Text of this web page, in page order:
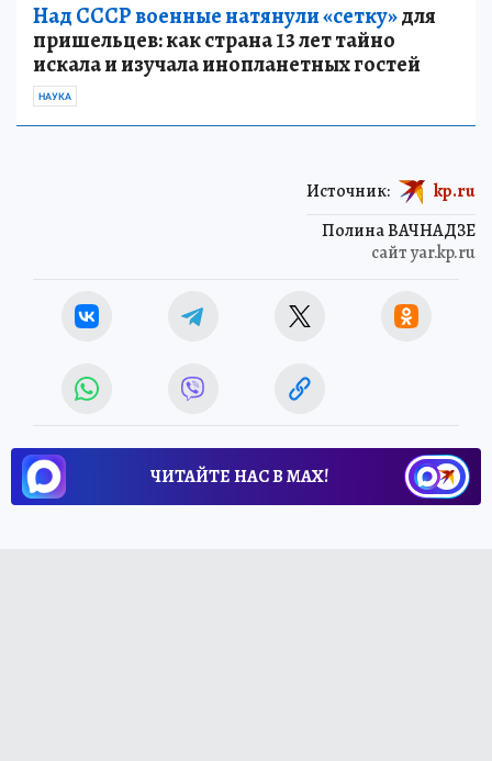
Над СССР военные натянули «сетку»для
пришельцев: как страна 13 лет тайно
искала и изучала инопланетных гостей
НАУКА
Полина ВАЧНАДЗЕ
сайт yar.kp.ru
Источник: kp.ru
ЧИТАЙТЕ НАС В МАХ!